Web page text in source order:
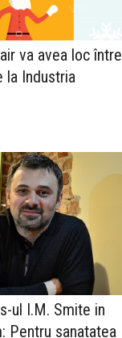
va avea loc între
la Industria
ul I.M. Smite in
Pentru sanatatea